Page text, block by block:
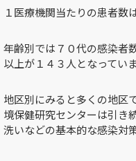
１医療機関当たりの患者数
年齢別では７０代の感染者
以上が１４３人となっていま
地区別にみると多くの地区
境保健研究センターは引き
洗いなどの基本的な感染対